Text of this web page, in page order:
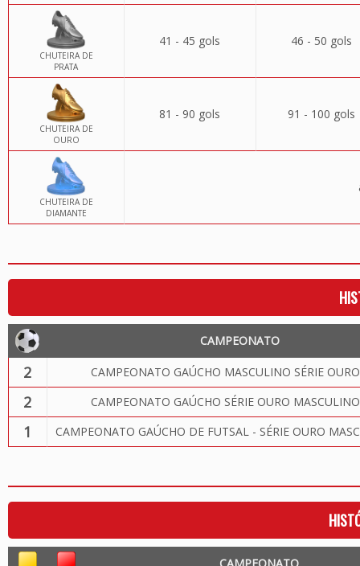
CHUTEIRA DE
PRATA
41 - 45 gols 46 - 50 gols
CHUTEIRA DE
OURO
81 - 90 gols 91 - 100 gols
CHUTEIRA DE
DIAMANTE
CAMPEONATO
2 CAMPEONATO GAÚCHO MASCULINO SÉRIE
2 CAMPEONATO GAÚCHO SÉRIE OURO
1 CAMPEONATO GAÚCHO DE FUTSAL - SÉRIE OURO